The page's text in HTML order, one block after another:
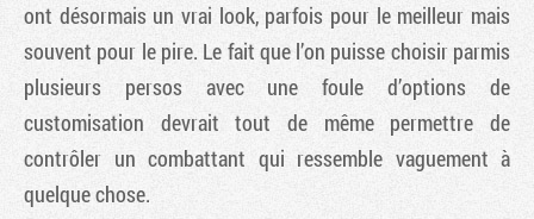
ont désormais un vrai look, parfois pour le meilleur mais
souvent pour le pire. Le fait que l’on puisse choisir parmis
plusieurs persos avec une foule d’options de
customisation devrait tout de même permettre de
contrôler un combattant qui ressemble vaguement à
quelque chose.